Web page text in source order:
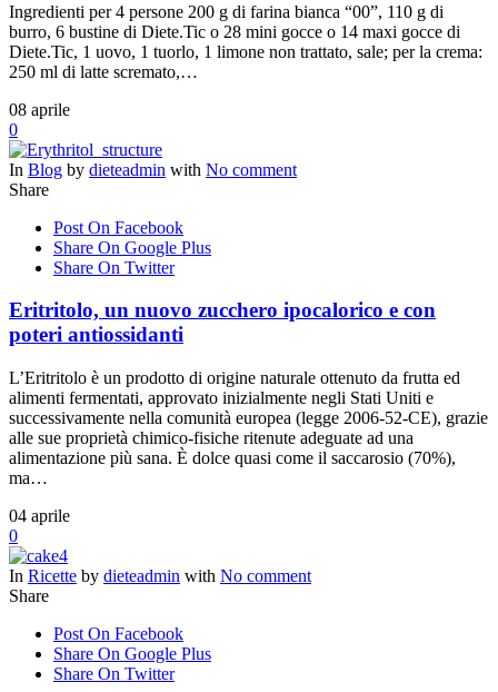
Ingredienti per 4 persone 200 g di farina bianca “00”, 110 g di
burro, 6 bustine di Diete.Tic o 28 mini gocce o 14 maxi gocce di
Diete.Tic, 1 uovo, 1 tuorlo, 1 limone non trattato, sale; per la crema:
250 ml di latte scremato,…
08 aprile
0
In Blog by dieteadmin with No comment
Share
Post On Facebook
Share On Google Plus
Share On Twitter
Eritritolo, un nuovo zucchero ipocalorico e con
poteri antiossidanti
L’Eritritolo è un prodotto di origine naturale ottenuto da frutta ed
alimenti fermentati, approvato inizialmente negli Stati Uniti e
successivamente nella comunità europea (legge 2006-52-CE), grazie
alle sue proprietà chimico-fisiche ritenute adeguate ad una
alimentazione più sana. È dolce quasi come il saccarosio (70%),
ma…
04 aprile
0
In Ricette by dieteadmin with No comment
Share
Post On Facebook
Share On Google Plus
Share On Twitter